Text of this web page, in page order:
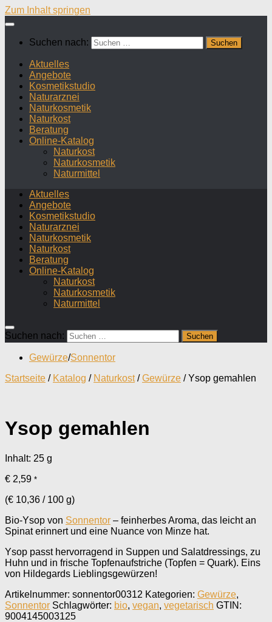
Zum Inhalt springen
Suchen nach:
Aktuelles
Angebote
Kosmetikstudio
Naturarznei
Naturkosmetik
Naturkost
Beratung
Online-Katalog
Naturkost
Naturkosmetik
Naturmittel
Aktuelles
Angebote
Kosmetikstudio
Naturarznei
Naturkosmetik
Naturkost
Beratung
Online-Katalog
Naturkost
Naturkosmetik
Naturmittel
Suchen nach:
Gewürze/Sonnentor
Startseite / Katalog / Naturkost/Gewürze / Ysop gemahlen
Ysop gemahlen
Inhalt: 25 g
€ 2,59 *
(€ 10,36 / 100 g)
Bio-Ysop von Sonnentor – feinherbes Aroma, das leicht an
Spinat erinnert und eine Nuance von Minze hat.
Ysop passt hervorragend in Suppen und Salatdressings, zu
Huhn und in frische Topfenaufstriche (Topfen = Quark). Eins
von Hildegards Lieblingsgewürzen!
Artikelnummer: sonnentor00312 Kategorien: Gewürze,
Sonnentor Schlagwörter: bio, vegan, vegetarisch GTIN:
9004145003125